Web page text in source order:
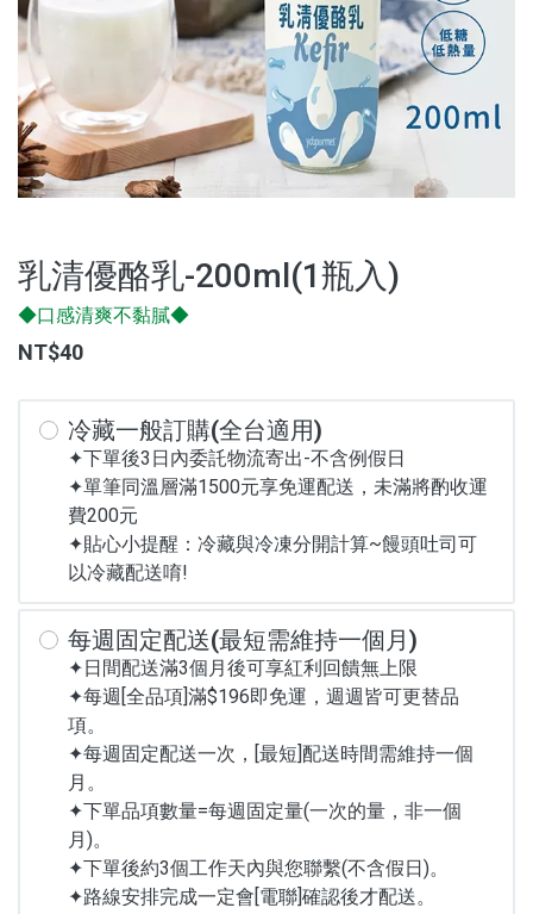
服務/政策
乳清優酪乳-200ml(1瓶入)
◆口感清爽不黏膩◆
NT$40
冷藏一般訂購(全台適用)
✦下單後3日內委託物流寄出-不含例假日
✦單筆同溫層滿1500元享免運配送，未滿將酌收運
費200元
✦貼心小提醒：冷藏與冷凍分開計算~饅頭吐司可
以冷藏配送唷!
每週固定配送(最短需維持一個月)
✦日間配送滿3個月後可享紅利回饋無上限
✦每週[全品項]滿$196即免運，週週皆可更替品
項。
✦每週固定配送一次，[最短]配送時間需維持一個
月。
✦下單品項數量=每週固定量(一次的量，非一個
月)。
✦下單後約3個工作天內與您聯繫(不含假日)。
✦路線安排完成一定會[電聯]確認後才配送。